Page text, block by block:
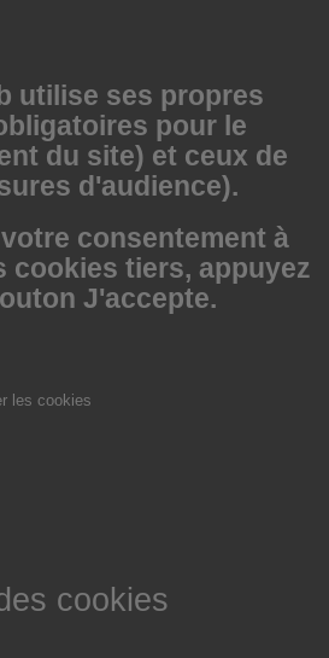
utilise ses propres
pour le
du site) et ceux de
d'audience).
consentement à
cookies tiers, appuyez
J'accepte.
les cookies
cookies